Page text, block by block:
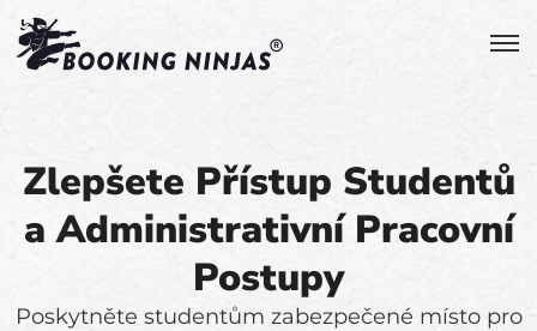
Zlepšete Přístup Studentů
a Administrativní Pracovní
Postupy
Poskytněte studentům zabezpečené místo pro